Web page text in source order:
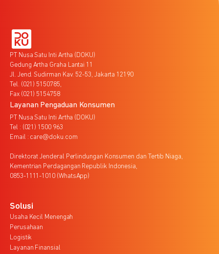
PT Nusa Satu Inti Artha (DOKU)
Gedung Artha Graha Lantai 11
Jl. Jend. Sudirman Kav. 52-53, Jakarta 12190
Tel. (021) 5150785,
Fax (021) 5154758
Layanan Pengaduan Konsumen
PT Nusa Satu Inti Artha (DOKU)
Tel : (021) 1500 963
Email : care@doku.com
Direktorat Jenderal Perlindungan Konsumen dan Tertib Niaga,
Kementrian Perdagangan Republik Indonesia,
0853-1111-1010 (WhatsApp)
Solusi
Usaha Kecil Menengah
Perusahaan
Logistik
Layanan Finansial